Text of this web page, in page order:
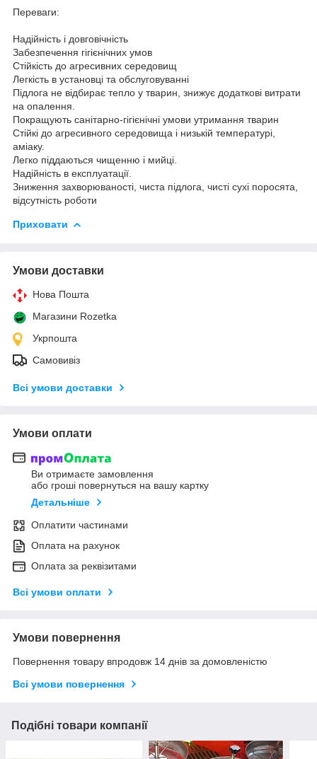
Переваги:
Надійність і довговічність
Забезпечення гігієнічних умов
Стійкість до агресивних середовищ
Легкість в установці та обслуговуванні
Підлога не відбирає тепло у тварин, знижує додаткові витрати
на опалення.
Покращують санітарно-гігієнічні умови утримання тварин
Стійкі до агресивного середовища і низькій температурі,
аміаку.
Легко піддаються чищенню і мийці.
Надійність в експлуатації.
Зниження захворюваності, чиста підлога, чисті сухі поросята,
відсутність роботи
Приховати
Умови доставки
Нова Пошта
Магазини Rozetka
Укрпошта
Самовивіз
Всі умови доставки
Умови оплати
Ви отримаєте замовлення
або гроші повернуться на вашу картку
Детальніше
Оплатити частинами
Оплата на рахунок
Оплата за реквізитами
Всі умови оплати
Умови повернення
Повернення товару впродовж 14 днів за домовленістю
Всі умови повернення
Подібні товари компанії